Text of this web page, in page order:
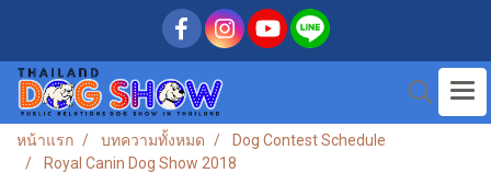
หน้าแรก บทความทั้งหมด
Dog Contest Schedule
Royal Canin Dog Show 2018